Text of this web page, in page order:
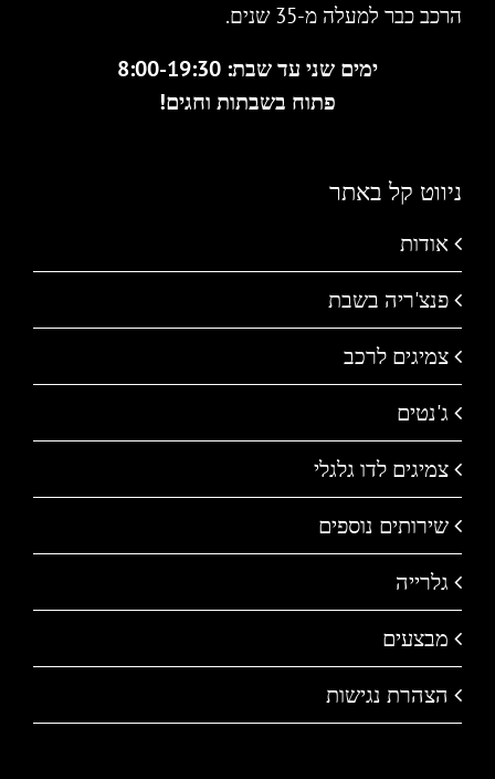
הרכב כבר למעלה מ-35 שנים.
ימים שני עד שבת: 8:00-19:30
פתוח בשבתות וחגים!
ניווט קל באתר
אודות
פנצ'ריה בשבת
צמיגים לרכב
ג'נטים
צמיגים לדו גלגלי
שירותים נוספים
גלרייה
מבצעים
הצהרת נגישות